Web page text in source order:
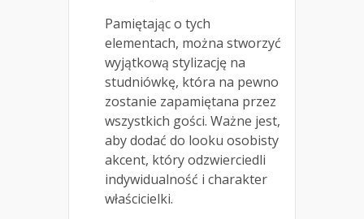
Pamiętając o tych
elementach, można stworzyć
wyjątkową stylizację na
studniówkę, która na pewno
zostanie zapamiętana przez
wszystkich gości. Ważne jest,
aby dodać do looku osobisty
akcent, który odzwierciedli
indywidualność i charakter
właścicielki.